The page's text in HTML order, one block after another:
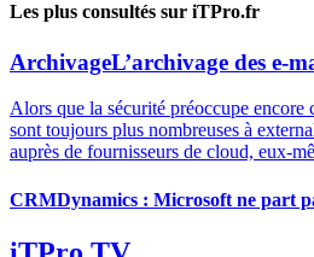
Les plus consultés sur iTPro.fr
ArchivageL’archivage des e-
Alors que la sécurité préoccupe encore
sont toujours plus nombreuses à
auprès de fournisseurs de cloud, eux-
CRMDynamics : Microsoft ne part